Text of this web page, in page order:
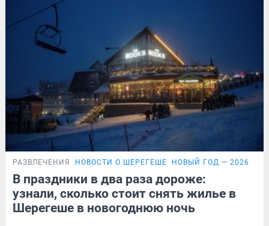
РАЗВЛЕЧЕНИЯ НОВОСТИ О ШЕРЕГЕШЕ НОВЫЙ ГОД — 2026
В праздники в два раза дороже:
узнали, сколько стоит снять жилье в
Шерегеше в новогоднюю ночь